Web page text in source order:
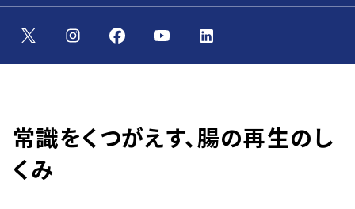
常識をくつがえす、腸の再生のし
くみ